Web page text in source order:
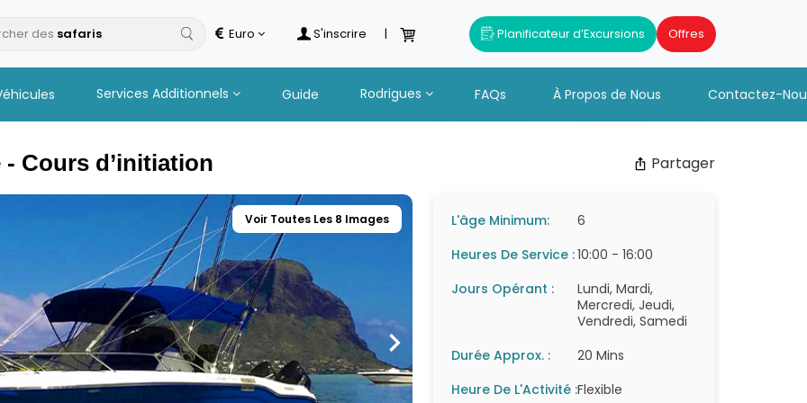
des Euro S'inscrire | Planificateur d’Excursions Offres
Services Additionnels Guide Rodrigues FAQs À Propos de Nous Contactez-
- Cours d’initiation Partager
Voir Toutes Les 8 Images L'âge Minimum:
6
Heures De Service :10:00 - 16:00
Jours Opérant :
Lundi, Mardi,
Mercredi, Jeudi,
Vendredi, Samedi
Durée Approx. :
20 Mins
Heure De L'Activité :Flexible